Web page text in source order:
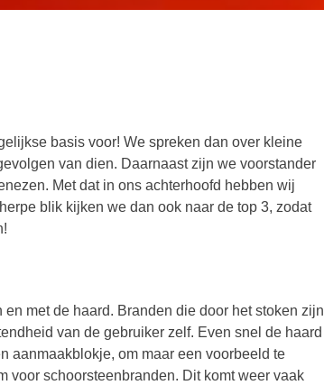
basis voor! We spreken dan over kleine
van dien. Daarnaast zijn we voorstander
Met dat in ons achterhoofd hebben wij
blik kijken we dan ook naar de top 3, zodat
met de haard. Branden die door het stoken zijn
van de gebruiker zelf. Even snel de haard
aanmaakblokje, om maar een voorbeeld te
voor schoorsteenbranden. Dit komt weer vaak